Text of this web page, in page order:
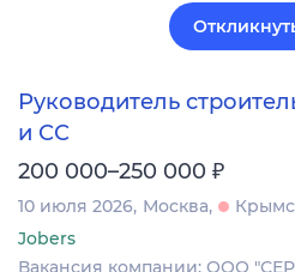
Руководитель
и СС
200 000–250 000 ₽
10 июля 2026 Москва
Jobers
Вакансия компании: ООО